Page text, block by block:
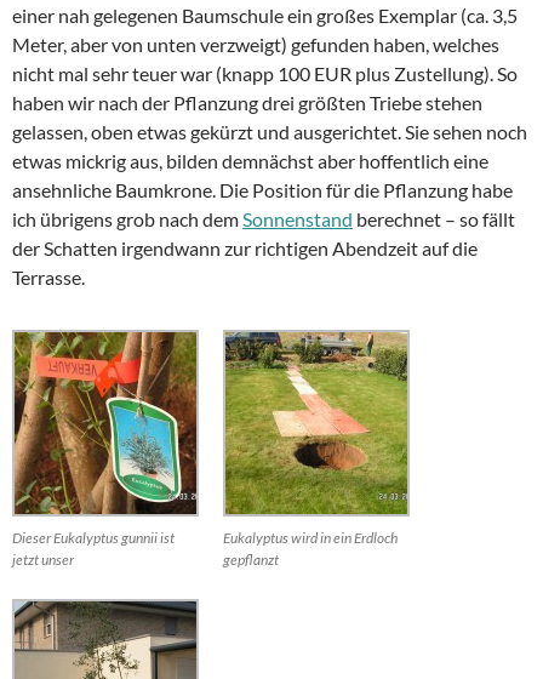
einer nah gelegenen Baumschule ein großes Exemplar (ca. 3,5
Meter, aber von unten verzweigt) gefunden haben, welches
nicht mal sehr teuer war (knapp 100 EUR plus Zustellung). So
haben wir nach der Pflanzung drei größten Triebe stehen
gelassen, oben etwas gekürzt und ausgerichtet. Sie sehen noch
etwas mickrig aus, bilden demnächst aber hoffentlich eine
ansehnliche Baumkrone. Die Position für die Pflanzung habe
ich übrigens grob nach demSonnenstand berechnet – so fällt
der Schatten irgendwann zur richtigen Abendzeit auf die
Terrasse.
Dieser Eukalyptus gunnii ist
jetzt unser
Eukalyptus wird in ein Erdloch
gepflanzt